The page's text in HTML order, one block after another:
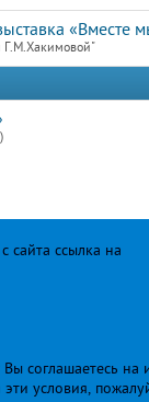
«Вместе
Г.М.Хакимовой"
сайта ссылка на
соглашаетесь
условия,